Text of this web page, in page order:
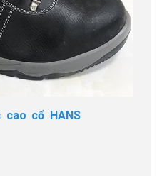
cao cổ HANS